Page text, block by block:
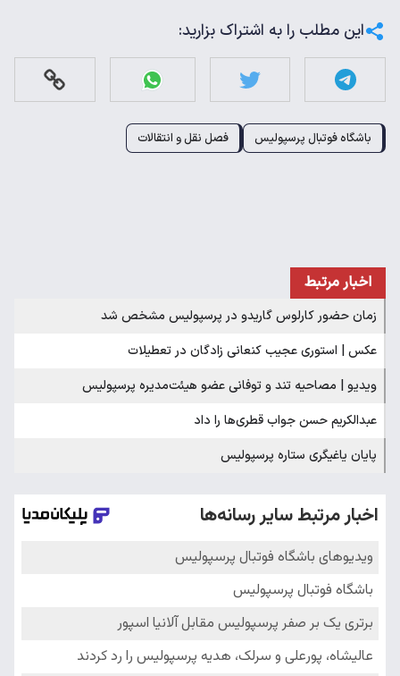
این مطلب را به اشتراک بزارید:
باشگاه فوتبال پرسپولیس فصل نقل و انتقالات
اخبار مرتبط
زمان حضور کارلوس گاریدو در پرسپولیس مشخص شد
عکس | استوری عجیب کنعانی زادگان در تعطیلات
ویدیو | مصاحیه تند و توفانی عضو هیئت‌مدیره پرسپولیس
عبدالکریم حسن جواب قطری‌ها را داد
پایان یاغیگری ستاره پرسپولیس